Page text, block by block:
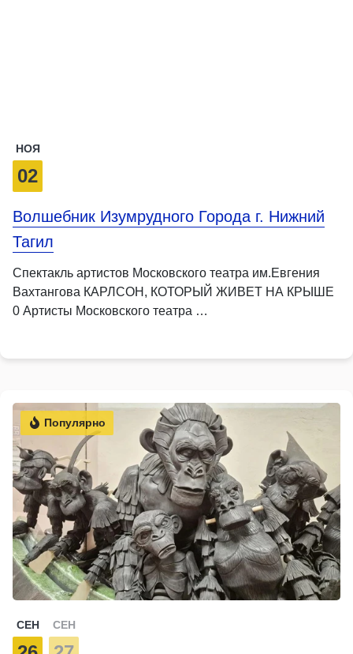
НОЯ
02
Волшебник Изумрудного Города г. Нижний
Тагил
Спектакль артистов Московского театра им.Евгения
Вахтангова КАРЛСОН, КОТОРЫЙ ЖИВЕТ НА КРЫШЕ
0 Артисты Московского театра …
Популярно
СЕН СЕН